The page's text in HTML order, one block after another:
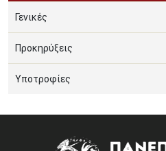
Γενικές
Προκηρύξεις
Υποτροφίες